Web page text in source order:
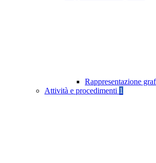
Rappresentazione
Attività e procedimenti 1